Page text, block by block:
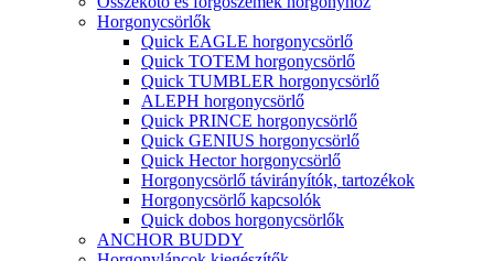
Horgonycsörlők
Quick EAGLE horgonycsörlő
Quick TOTEM horgonycsörlő
Quick TUMBLER horgonycsörlő
ALEPH horgonycsörlő
Quick PRINCE horgonycsörlő
Quick GENIUS horgonycsörlő
Quick Hector horgonycsörlő
Horgonycsörlő távirányítók, tartozékok
Horgonycsörlő kapcsolók
Quick dobos horgonycsörlők
ANCHOR BUDDY